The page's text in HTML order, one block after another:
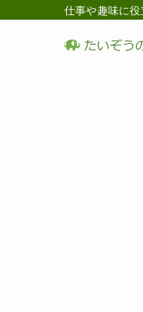
仕事や趣味に